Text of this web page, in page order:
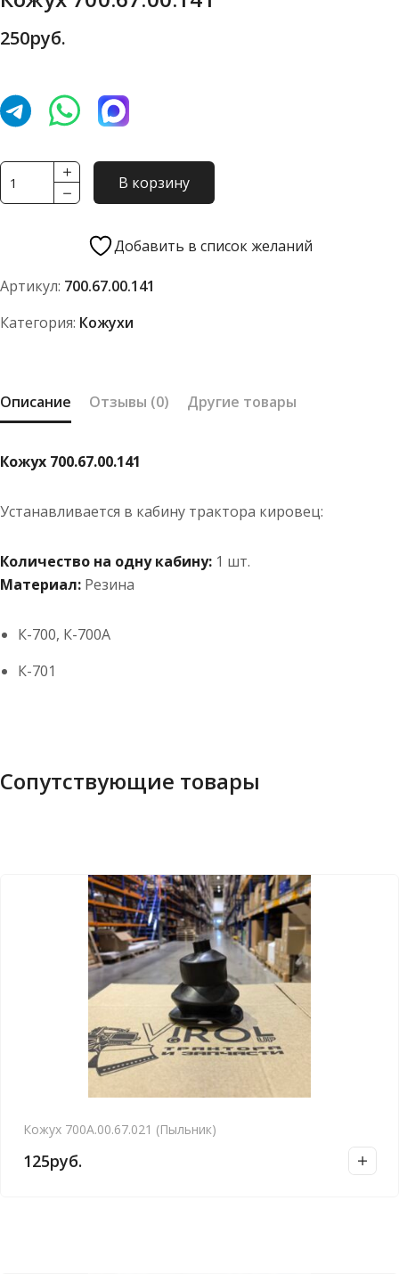
250руб.
Количество
товара
В корзину
Добавить в список желаний
Артикул: 700.67.00.141
Категория: Кожухи
Описание Отзывы (0) Другие товары
Кожух 700.67.00.141
Устанавливается в кабину трактора кировец:
Количество на одну кабину: 1 шт.
Материал: Резина
К-700, К-700А
К-701
Сопутствующие товары
Кожух 700А.00.67.021 (Пыльник)
125руб.